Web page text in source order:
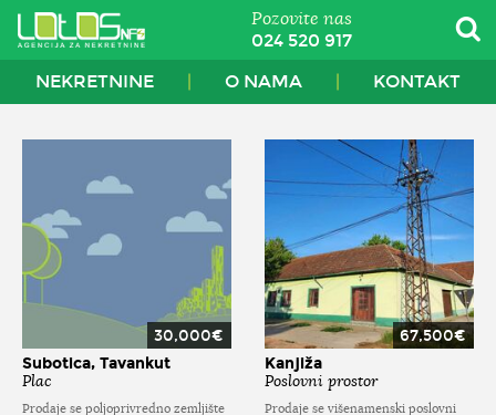
Pozovite nas
024 520 917
NEKRETNINE
O NAMA KONTAKT
30,000€
Subotica, Tavankut
Plac
Prodaje se poljoprivredno zemljište
67,500€
Kanjiža
Poslovni prostor
Prodaje se višenamenski poslovni